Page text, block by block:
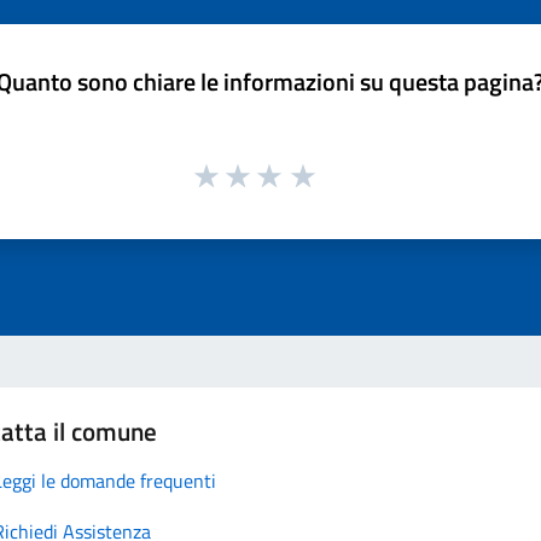
sono chiare le informazioni su questa
il comune
le domande frequenti
Assistenza